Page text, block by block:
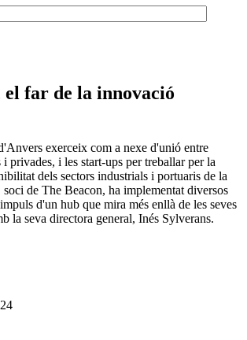
el far de la innovació
exerceix com a nexe d'unió entre
i privades, i les start-ups per treballar per la
dels sectors industrials i portuaris de la
de The Beacon, ha implementat diversos
d'un hub que mira més enllà de les seves
la seva directora general, Inés Sylverans.